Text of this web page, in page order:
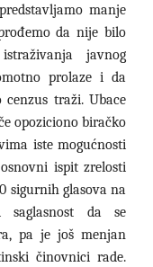
manje
da nije bilo
javnog
prolaze i da
traži. Ubace
opoziciono biračko
iste mogućnosti
ispit zrelosti
sigurnih glasova na
da se
pa je još menjan
činovnici rade.